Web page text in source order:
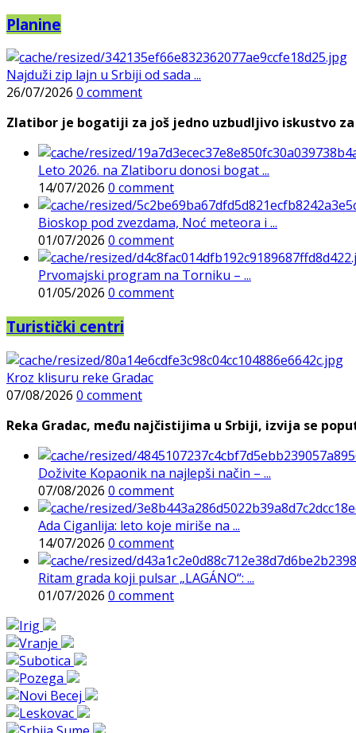
Planine
Najduži zip lajn u Srbiji od sada ...
26/07/2026 0 comment
Zlatibor je bogatiji za još jedno uzbudljivo iskustvo
Leto 2026. na Zlatiboru donosi bogat ...
14/07/2026 0 comment
Bioskop pod zvezdama, Noć meteora i ...
01/07/2026 0 comment
Prvomajski program na Torniku – ...
01/05/2026 0 comment
Turistički centri
Kroz klisuru reke Gradac
07/08/2026 0 comment
Reka Gradac, među najčistijima u Srbiji, izvija se
Doživite Kopaonik na najlepši način – ...
07/08/2026 0 comment
Ada Ciganlija: leto koje miriše na ...
14/07/2026 0 comment
Ritam grada koji pulsar „LAGÁNO“: ...
01/07/2026 0 comment